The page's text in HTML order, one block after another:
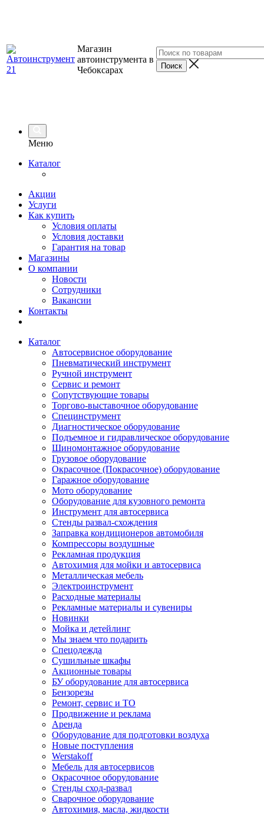
Магазин
автоинструмента в
Чебоксарах
Меню
Каталог
Акции
Услуги
Как купить
Условия оплаты
Условия доставки
Гарантия на товар
Магазины
О компании
Новости
Сотрудники
Вакансии
Контакты
Каталог
Автосервисное оборудование
Пневматический инструмент
Ручной инструмент
Сервис и ремонт
Сопутствующие товары
Торгово-выставочное оборудование
Специнструмент
Диагностическое оборудование
Подъемное и гидравлическое оборудование
Шиномонтажное оборудование
Грузовое оборудование
Окрасочное (Покрасочное) оборудование
Гаражное оборудование
Мото оборудование
Оборудование для кузовного ремонта
Инструмент для автосервиса
Стенды развал-схождения
Заправка кондиционеров автомобиля
Компрессоры воздушные
Рекламная продукция
Автохимия для мойки и автосервиса
Металлическая мебель
Электроинструмент
Расходные материалы
Рекламные материалы и сувениры
Новинки
Мойка и детейлинг
Мы знаем что подарить
Спецодежда
Сушильные шкафы
Акционные товары
БУ оборудование для автосервиса
Бензорезы
Ремонт, сервис и ТО
Продвижение и реклама
Аренда
Оборудование для подготовки воздуха
Новые поступления
Werstakoff
Мебель для автосервисов
Окрасочное оборудование
Стенды сход-развал
Сварочное оборудование
Автохимия, масла, жидкости